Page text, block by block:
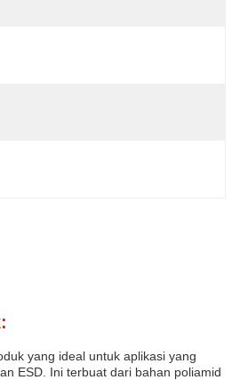
yang ideal untuk aplikasi yang
ESD. Ini terbuat dari bahan poliamid